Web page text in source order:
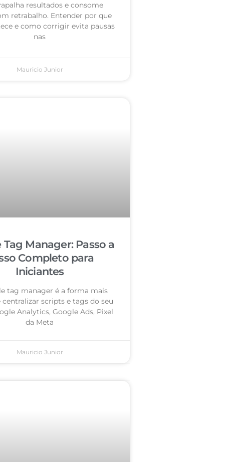
resultados e consome
retrabalho. Entender por que
e como corrigir evita pausas
nas
Mauricio Junior
Tag Manager: Passo a
Completo para
Iniciantes
tag manager é a forma mais
centralizar scripts e tags do seu
Analytics, Google Ads, Pixel
da Meta
Mauricio Junior